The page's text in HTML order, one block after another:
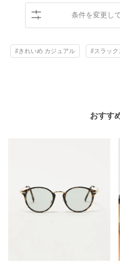
条件を変更し
#きれいめ カジュアル #スラック
おすす